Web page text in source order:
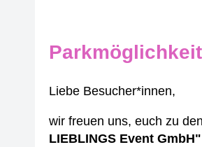
Liebe Besucher*innen,
wir freuen uns, euch zu
LIEBLINGS Event GmbH"